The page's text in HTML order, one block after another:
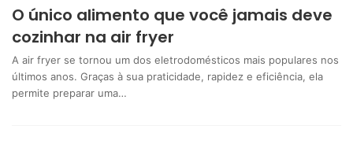
O único alimento que você jamais deve
cozinhar na air fryer
A air fryer se tornou um dos eletrodomésticos mais populares nos
últimos anos. Graças à sua praticidade, rapidez e eficiência, ela
permite preparar uma…